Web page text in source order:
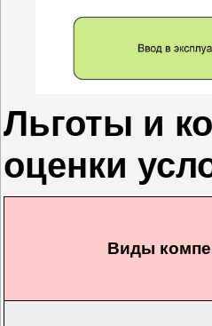
Льготы и
оценки
Виды